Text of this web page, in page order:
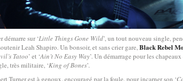
démarre sur ‘Little Things Gone Wild’, un tout nouveau single,
Leah Shapiro. Un bonsoir, et sans crier gare,Black Rebel
Tatoo’ et ‘Ain’t No Easy Way’. Un démarrage pour les
très militaire, ‘King of Bones’.
Turner est à genoux, encouragé par la foule, pour incarner son ‘